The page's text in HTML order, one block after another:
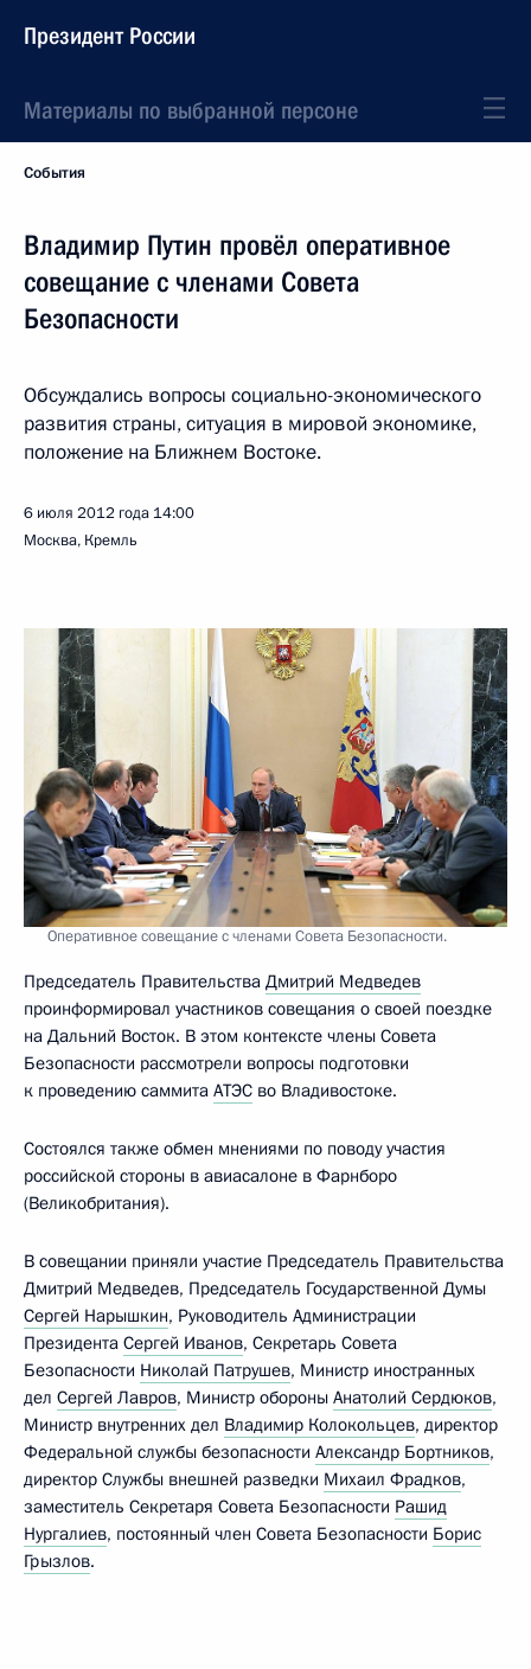
Президент России
Материалы по выбранной персоне
События
Владимир Путин провёл оперативное
совещание с членами Совета
Безопасности
Обсуждались вопросы социально-экономического
развития страны, ситуация в мировой экономике,
положение на Ближнем Востоке.
6 июля 2012 года 14:00
Москва, Кремль
Оперативное совещание с членами Совета Безопасности.
Председатель Правительства Дмитрий Медведев
проинформировал участников совещания о своей поездке
на Дальний Восток. В этом контексте члены Совета
Безопасности рассмотрели вопросы подготовки
к проведению саммита АТЭС во Владивостоке.
Состоялся также обмен мнениями по поводу участия
российской стороны в авиасалоне в Фарнборо
(Великобритания).
В совещании приняли участие Председатель Правительства
Дмитрий Медведев, Председатель Государственной Думы
Сергей Нарышкин, Руководитель Администрации
Президента Сергей Иванов, Секретарь Совета
Безопасности Николай Патрушев, Министр иностранных
дел Сергей Лавров, Министр обороны Анатолий Сердюков,
Министр внутренних дел Владимир Колокольцев, директор
Федеральной службы безопасности Александр Бортников,
директор Службы внешней разведки Михаил Фрадков,
заместитель Секретаря Совета Безопасности Рашид
Нургалиев, постоянный член Совета Безопасности Борис
Грызлов.